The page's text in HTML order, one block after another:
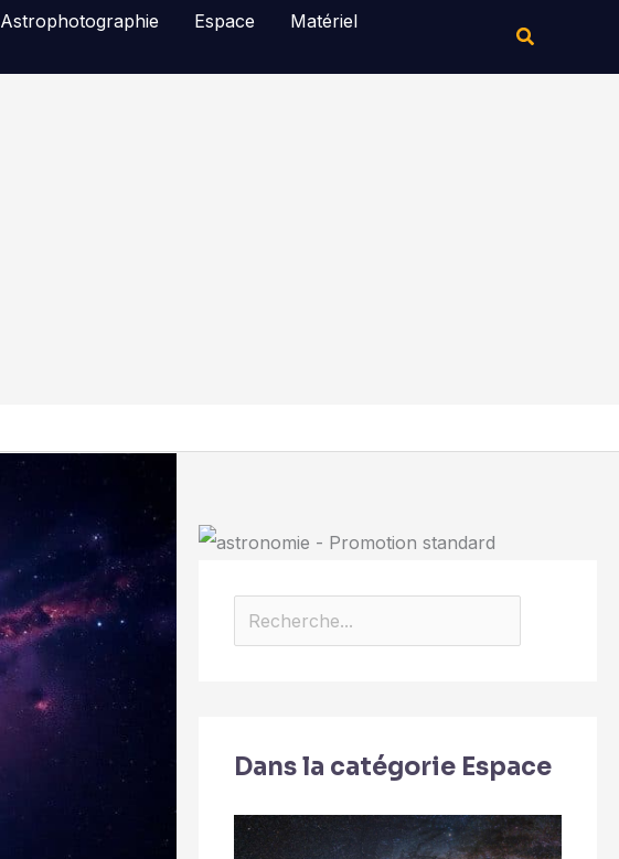
Astrophotographie Espace
Matériel
Rechercher
Rechercher
Dans la catégorie Espace